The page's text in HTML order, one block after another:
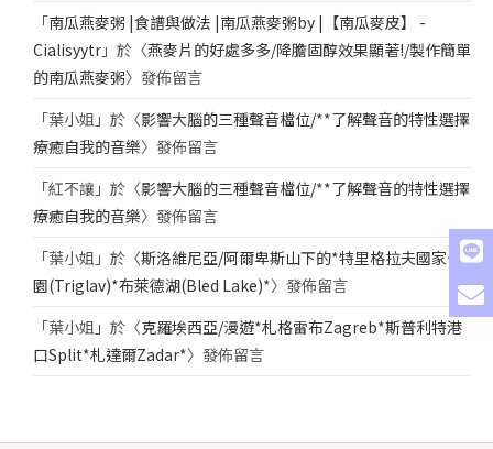
「南瓜燕麥粥 |食譜與做法 |南瓜燕麥粥by |【南瓜麥皮】 -
Cialisyytr 」於〈燕麥片的好處多多/降膽固醇效果顯著!/製作簡單
的南瓜燕麥粥〉發佈留言
「葉小姐 」於〈影響大腦的三種聲音檔位/**了解聲音的特性選擇
療癒自我的音樂〉發佈留言
「紅不讓 」於〈影響大腦的三種聲音檔位/**了解聲音的特性選擇
療癒自我的音樂〉發佈留言
「葉小姐 」於〈斯洛維尼亞/阿爾卑斯山下的*特里格拉夫國家公
園(Triglav)*布萊德湖(Bled Lake)*〉發佈留言
「葉小姐 」於〈克羅埃西亞/漫遊*札格雷布Zagreb*斯普利特港
口Split*札達爾Zadar*〉發佈留言